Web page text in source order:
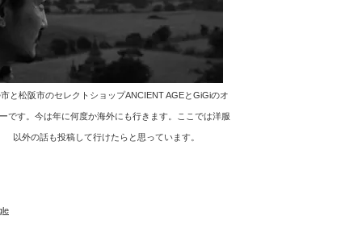
と松阪市のセレクトショップANCIENT AGEとGiGiのオ
です。今は年に何度か海外にも行きます。ここでは洋服
以外の話も投稿して行けたらと思っています。